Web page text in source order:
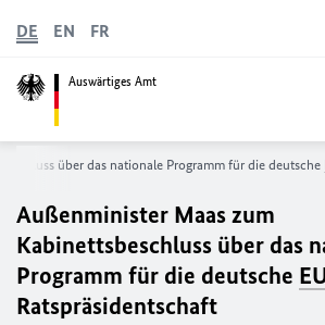
Auswärtiges Amt
DE EN FR
über das nationale Programm für die deutsche
Außenminister Maas zum
Kabinettsbeschluss über das
Programm für die deutsche
Ratspräsidentschaft